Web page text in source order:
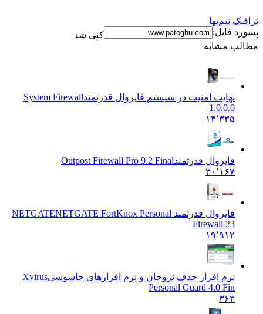
نیم‌بها
فایل:
کپی شد
مشابه
نهایت امنیت در سیستم فایروال قدرتمندSystem Firewall
1.0.0.0
۱۴٬۳۳۵
فایروال قدرتمندOutpost Firewall Pro 9.2 Final
۳۰٬۱۶۷
فایروال قدرتمند NETGATE NETGATE FortKnox Personal
Firewall 23
۱۹٬۹۱۲
نرم افزار حذف تروجان و نرم افزارهای جاسوسیXvirus
Personal Guard 4.0 Fin